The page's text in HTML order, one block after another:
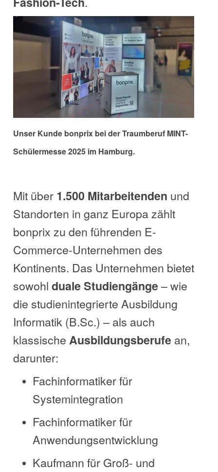
Unser Kunde bonprix bei der Traumberuf MINT-
Schülermesse 2025 im Hamburg.
Mit über 1.500 Mitarbeitenden und
Standorten in ganz Europa zählt
bonprix zu den führenden E-
Commerce-Unternehmen des
Kontinents. Das Unternehmen bietet
sowohl duale Studiengänge– wie
die studienintegrierte Ausbildung
Informatik (B.Sc.) – als auch
klassische Ausbildungsberufean,
darunter:
Fachinformatiker für
Systemintegration
Fachinformatiker für
Anwendungsentwicklung
Kaufmann für Groß- und